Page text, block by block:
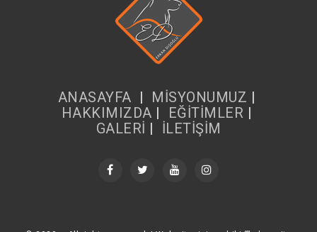
ANASAYFA | MİSYONUMUZ |
HAKKIMIZDA | EĞİTİMLER |
GALERİ | İLETİŞİM